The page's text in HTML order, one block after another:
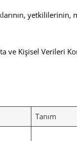
yetkililerinin,
ve Kişisel Verileri
Tanım